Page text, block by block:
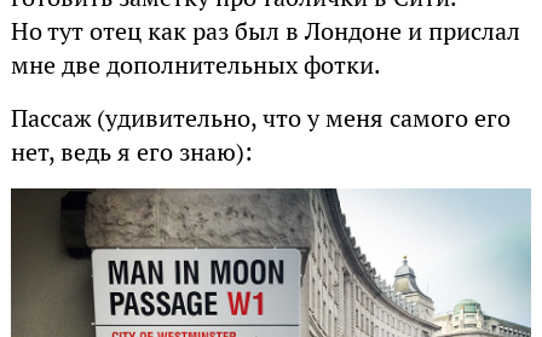
Но тут отец как раз был в Лондоне и прислал
мне две дополнительных фотки.
Пассаж (удивительно, что у меня самого его
нет, ведь я его знаю):